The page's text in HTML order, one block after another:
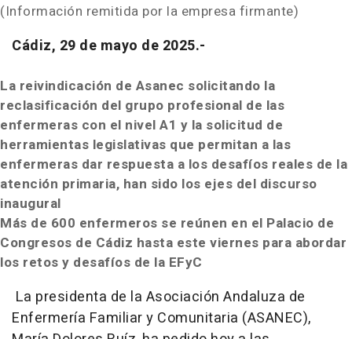
(Información remitida por la empresa firmante)
Cádiz, 29 de mayo de 2025.-
La reivindicación de Asanec solicitando la
reclasificación del grupo profesional de las
enfermeras con el nivel A1 y la solicitud de
herramientas legislativas que permitan a las
enfermeras dar respuesta a los desafíos reales de la
atención primaria, han sido los ejes del discurso
inaugural
Más de 600 enfermeros se reúnen en el Palacio de
Congresos de Cádiz hasta este viernes para abordar
los retos y desafíos de la EFyC
La presidenta de la Asociación Andaluza de
Enfermería Familiar y Comunitaria (ASANEC),